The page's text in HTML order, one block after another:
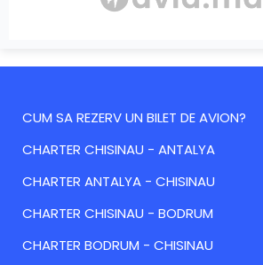
CUM SA REZERV UN BILET DE AVION?
CHARTER CHISINAU - ANTALYA
CHARTER ANTALYA - CHISINAU
CHARTER CHISINAU - BODRUM
CHARTER BODRUM - CHISINAU